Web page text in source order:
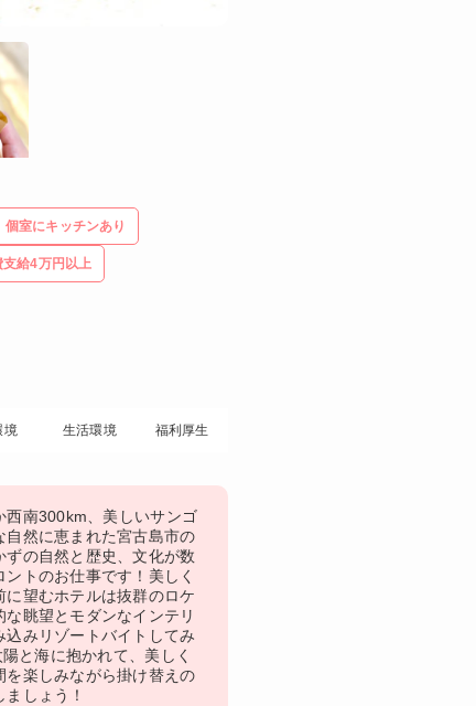
個室にキッチンあり
支給4万円以上
境 生活環境 福利厚生
西南300km、美しいサンゴ
自然に恵まれた宮古島市の
ずの自然と歴史、文化が数
トのお仕事です！美しく
に望むホテルは抜群のロケ
な眺望とモダンなインテリ
込みリゾートバイトしてみ
と海に抱かれて、美しく
を楽しみながら掛け替えの
しょう！